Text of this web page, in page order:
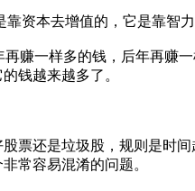
本去增值的，它是靠智力
一样多的钱，后年再赚
钱越来越多了。
还是垃圾股，规则是时间
常容易混淆的问题。